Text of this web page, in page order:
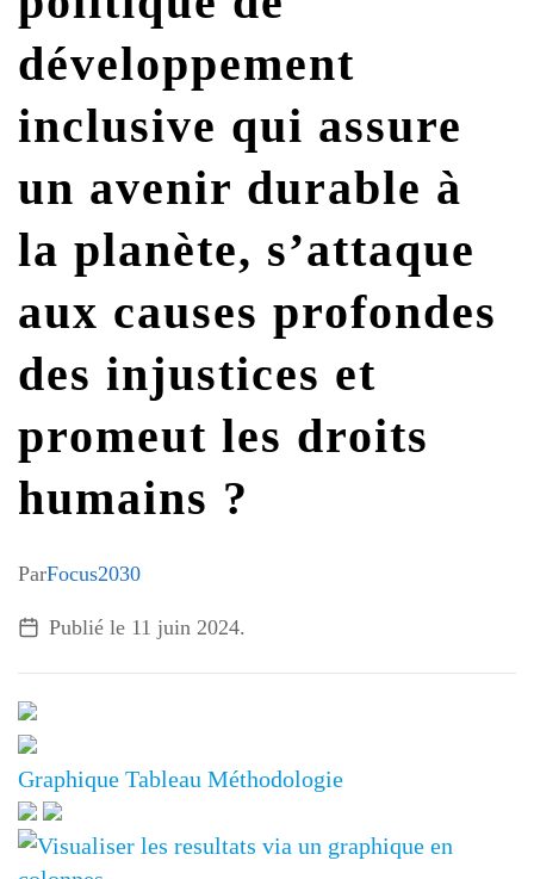
G7 / G20
TOUS LES THÈMES
VIDÉOS
développement
inclusive qui assure
un avenir durable à
la planète, s’attaque
aux causes profondes
des injustices et
promeut les droits
humains ?
ParFocus2030
Publié le 11 juin 2024.
Graphique Tableau Méthodologie